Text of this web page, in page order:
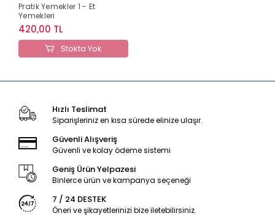
Pratik Yemekler 1 - Et
Yemekleri
420,00 TL
Stokta Yok
Hızlı Teslimat
Siparişleriniz en kısa sürede elinize ulaşır.
Güvenli Alışveriş
Güvenli ve kolay ödeme sistemi
Geniş Ürün Yelpazesi
Binlerce ürün ve kampanya seçeneği
7 / 24 DESTEK
Öneri ve şikayetlerinizi bize iletebilirsiniz.